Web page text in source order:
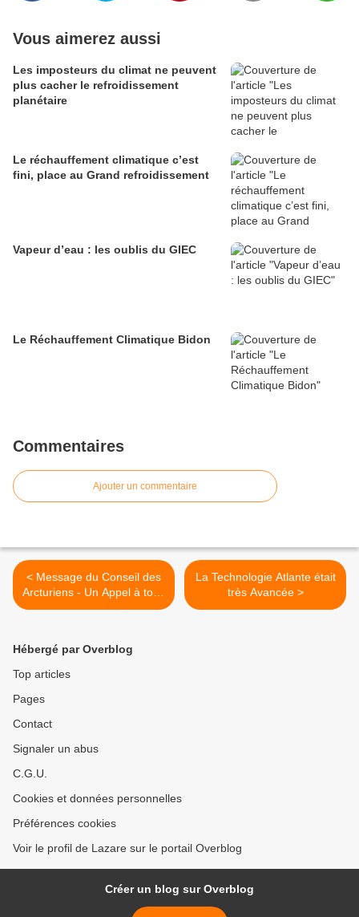
Vous aimerez aussi
Les imposteurs du climat ne peuvent
plus cacher le refroidissement
planétaire
Le réchauffement climatique c’est
fini, place au Grand refroidissement
Vapeur d’eau : les oublis du GIEC
Le Réchauffement Climatique Bidon
Commentaires
Ajouter un commentaire
< Message du Conseil des
Arcturiens - Un Appel à tous
les Guérisseurs, Canaux,
La Technologie Atlante était
très Avancée >
Hébergé par Overblog
Top articles
Pages
Contact
Signaler un abus
C.G.U.
Cookies et données personnelles
Préférences cookies
Voir le profil de Lazare sur le portail Overblog
Créer un blog sur Overblog